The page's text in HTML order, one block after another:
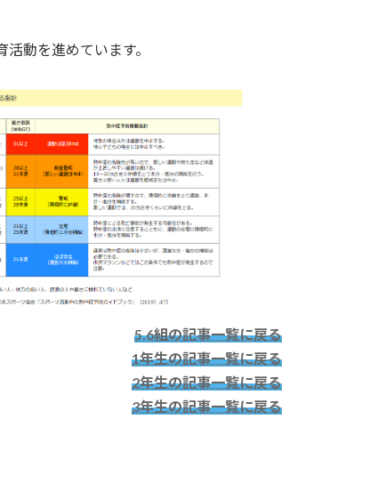
動を進めています。
5,6組の記事一覧に戻る
1年生の記事一覧に戻る
2年生の記事一覧に戻る
3年生の記事一覧に戻る